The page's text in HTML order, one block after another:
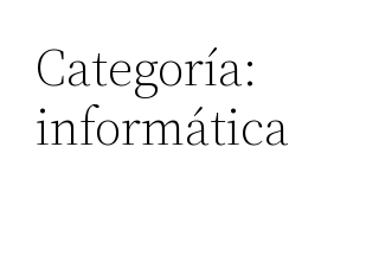
Categoría:
informática